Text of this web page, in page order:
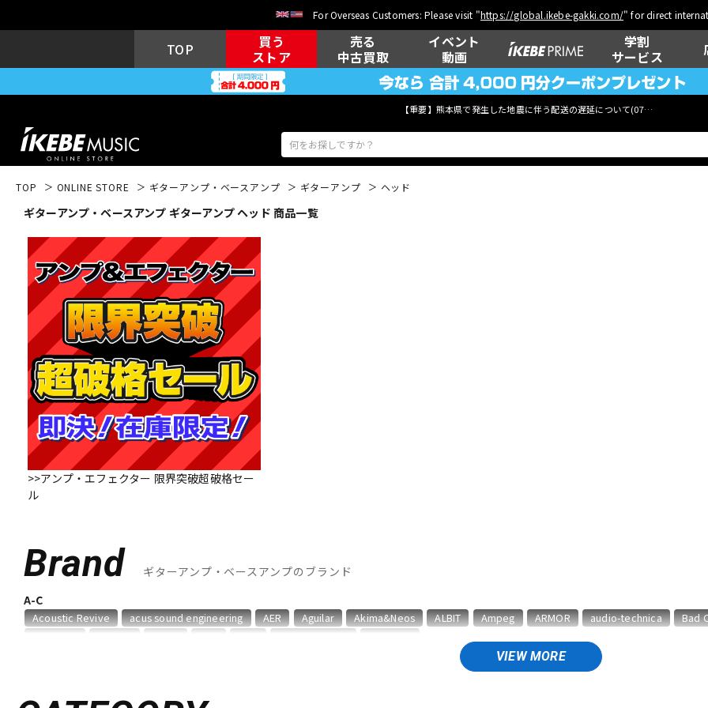
For Overseas Customers: Please visit "https://global.ikebe-gakki.com/" for direct
TOP
買う
ストア
売る
中古買取
イベント
動画
学割
サービス
【重要】熊本県で発生した地震に伴う配送の遅延について(07月29日
アコギ/エレ
キーボード
DJ機器
中古
TOP ONLINE STORE ギターアンプ・ベースアンプ ギターアンプ ヘッド
ギターアンプ・ベースアンプ ギターアンプ ヘッド 商品一覧
>>アンプ・エフェクター 限界突破超破格セー
ル
Brand ギターアンプ・ベースアンプのブランド
VIEW MORE
A-C
Acoustic Revive acus sound engineering AER Aguilar Akima&Neos ALBIT Ampeg ARMOR audio-technica Bad
DV MARK EBS Effects Bakery